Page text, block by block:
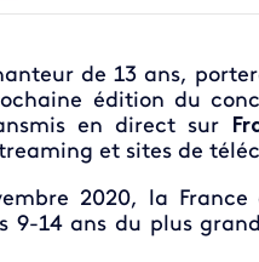
de 13 ans,
édition du
en direct sur
et sites de
2020, la France
9-14 ans du plus